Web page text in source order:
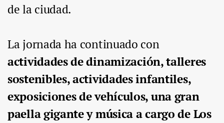
de la ciudad.
La jornada ha continuado con
actividades de dinamización, talleres
sostenibles, actividades infantiles,
exposiciones de vehículos, una gran
paella gigante y música a cargo de Los